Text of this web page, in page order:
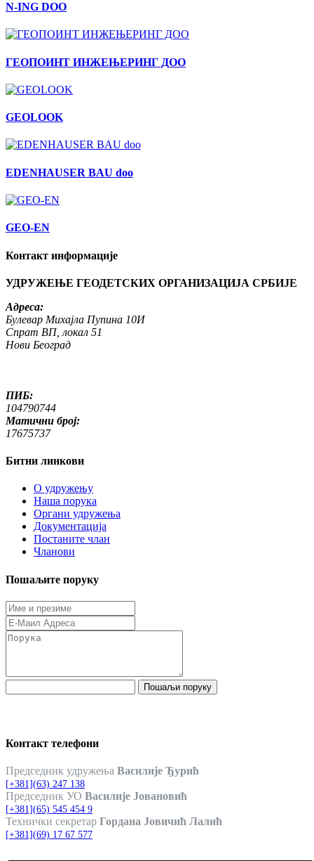
N-ING DOO
ГЕОПОИНТ ИНЖЕЊЕРИНГ ДОО
GEOLOOK
EDENHAUSER BAU doo
GEO-EN
Контакт информације
УДРУЖЕЊЕ ГЕОДЕТСКИХ ОРГАНИЗАЦИЈА СРБИЈЕ
Адреса:
Булевар Михајла Пупина 10И
Спрат ВП, локал 51
Нови Београд
ПИБ:
104790744
Матични број:
17675737
Битни линкови
O удружењу
Наша порука
Органи удружења
Документација
Постаните члан
Чланови
Пошаљите поруку
Пошаљи поруку
Контакт телефони
Председник удружења Василије Ђурић
[+381](63) 247 138
Председник УО Василије Јовановић
[+381](65) 545 454 9
Технички секретар Гордана Јовичић Лалић
[+381](69) 17 67 577